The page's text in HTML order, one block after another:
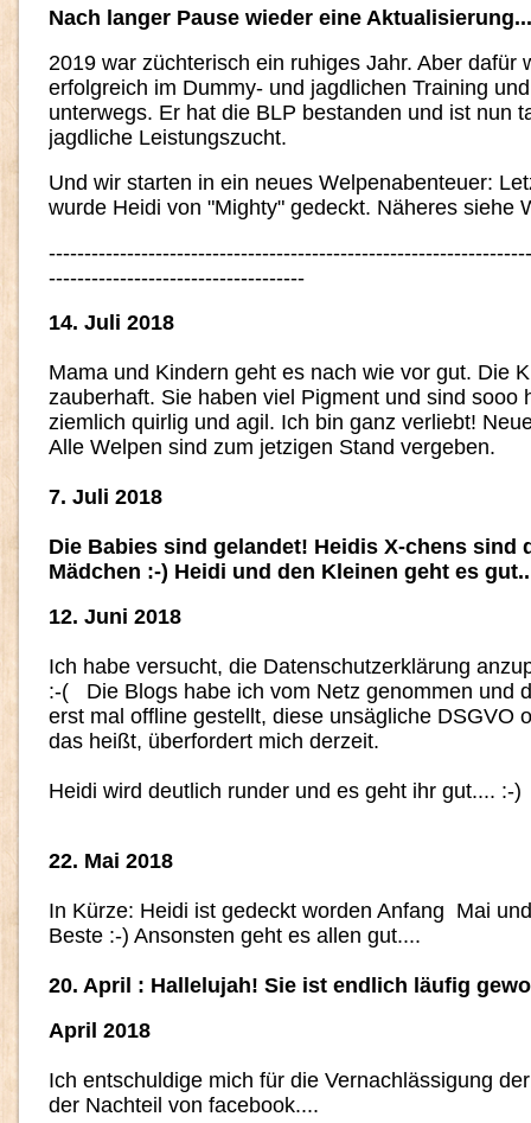
Nach langer Pause wieder eine Aktualisierung...
2019 war züchterisch ein ruhiges Jahr. Aber dafür
erfolgreich im Dummy- und jagdlichen Training
unterwegs. Er hat die BLP bestanden und ist nun
jagdliche Leistungszucht.
Und wir starten in ein neues Welpenabenteuer:
wurde Heidi von "Mighty" gedeckt. Näheres siehe
------------------------------------
14. Juli 2018
Mama und Kindern geht es nach wie vor gut. Die
zauberhaft. Sie haben viel Pigment und sind sooo
ziemlich quirlig und agil. Ich bin ganz verliebt!
Alle Welpen sind zum jetzigen Stand vergeben.
7. Juli 2018
Die Babies sind gelandet! Heidis X-chens sind
Mädchen :-) Heidi und den Kleinen geht es
12. Juni 2018
Ich habe versucht, die Datenschutzerklärung
:-( Die Blogs habe ich vom Netz genommen und
erst mal offline gestellt, diese unsägliche DSGVO
das heißt, überfordert mich derzeit.
Heidi wird deutlich runder und es geht ihr gut.... :-)
22. Mai 2018
In Kürze: Heidi ist gedeckt worden Anfang Mai
Beste :-) Ansonsten geht es allen gut....
20. April : Hallelujah! Sie ist endlich läufig
April 2018
Ich entschuldige mich für die Vernachlässigung
der Nachteil von facebook....